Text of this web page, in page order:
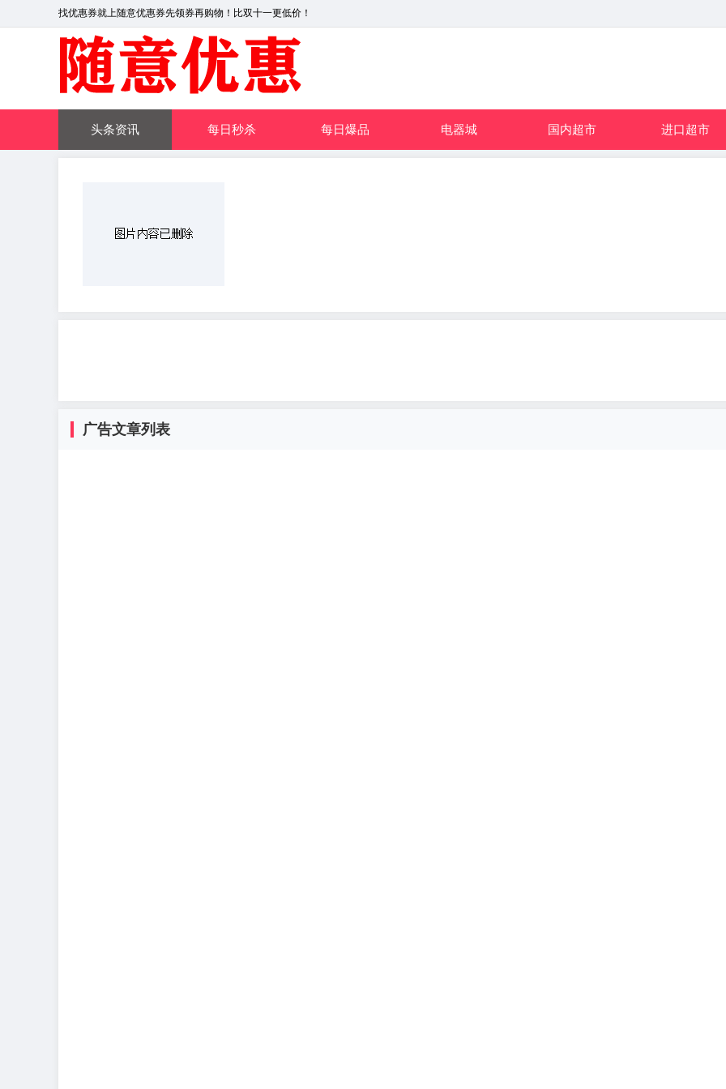
找优惠券就上随意优惠券先领券再购物！比双十一更低价！
头条资讯 每日秒杀 每日爆品 电器城 国内超市 进口超市
广告文章列表